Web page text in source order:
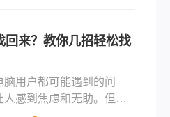
回来？教你几招轻松找
用户都可能遇到的问
感到焦虑和无助。但